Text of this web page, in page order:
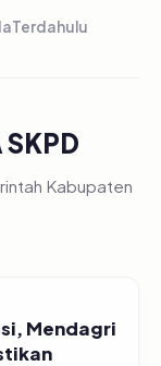
Terdahulu
SKPD
Kabupaten
Mendagri